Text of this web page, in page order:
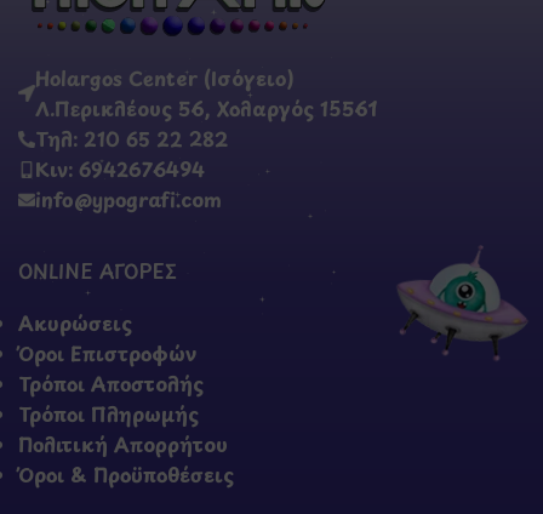
Holargos Center (Ισόγειο)
Λ.Περικλέους 56, Χολαργός 15561
Τηλ: 210 65 22 282
Κιν: 6942676494
info@ypografi.com
ONLINE ΑΓΟΡΕΣ
Ακυρώσεις
Όροι Επιστροφών
Τρόποι Αποστολής
Τρόποι Πληρωμής
Πολιτική Απορρήτου
Όροι & Προϋποθέσεις